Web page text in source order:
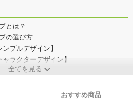
とは？
の選び方
プルデザイン】
ラクターデザイン】
全てを見る
おすすめ商品